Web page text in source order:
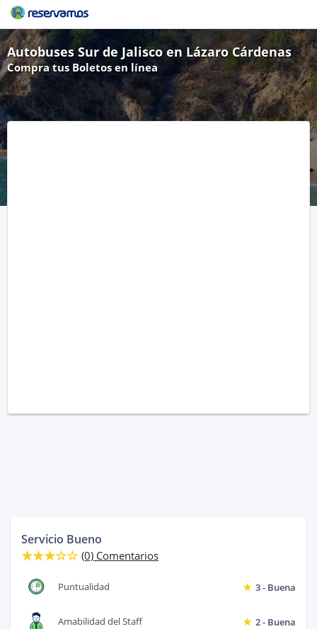
Autobuses Sur de Jalisco en Lázaro Cárdenas
Compra tus Boletos en línea
Servicio Bueno
(0) Comentarios
Puntualidad 3 - Buena
Amabilidad del Staff 2 - Buena